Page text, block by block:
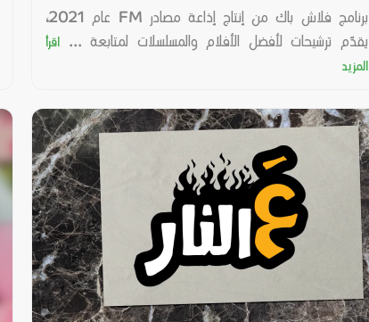
برنامج فلاش باك من إنتاج إذاعة مصادر FM عام 2021،
يقدّم ترشيحات لأفضل الأفلام والمسلسلات لمتابعة ... اقرأ
المزيد